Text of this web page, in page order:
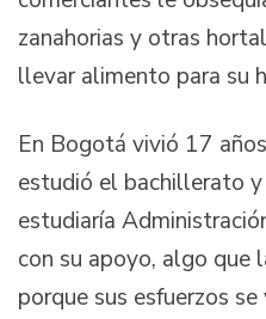
zanahorias y otras
llevar alimento para su
En Bogotá vivió 17
estudió el bachillerato
estudiaría
con su apoyo, algo que
porque sus esfuerzos